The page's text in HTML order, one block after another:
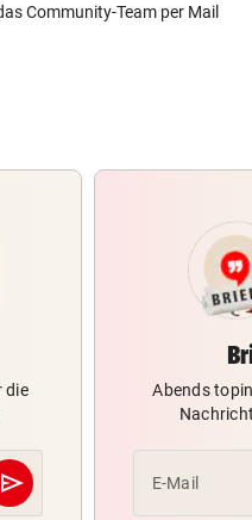
Community-Team per Mail
die
send
Abschicken
Abends
E-Mail